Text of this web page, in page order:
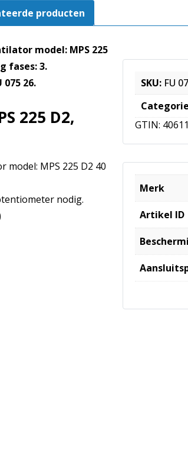
(FU
aantal
producten
model: MPS 225
fases: 3.
26.
225 D2,
MPS 225 D2 40
nodig.
SKU: FU
GTIN:
Merk
Artikel ID